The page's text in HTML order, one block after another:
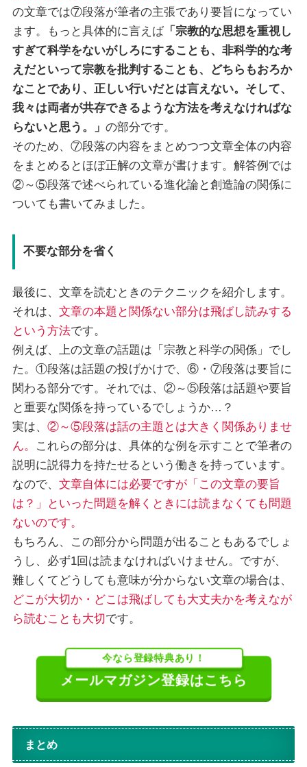
の文章では⑦段落が筆者の主張であり要旨になってい
ます。もっと具体的に言えば「宗教的な思想を重視し
すぎて科学をないがしろにすることも、非科学的な考
えだといって宗教を批判することも、どちらもおろか
なことであり、正しい行いだとは言えない。そして、
我々は両者が共存できるような方法を考えなければな
らないと思う。」 の部分です。
そのため、⑦段落の内容をまとめつつ文章全体の内容
をまとめるとほぼ正解の文章が書けます。解答例では
②～⑤段落で述べられている進化論と創造論の関係に
ついても書いてみました。
不要な部分を省く
最後に、文章を読むときのテクニックを紹介します。
それは、 文章の本題と関係ない部分は飛ばし読みする
という方法です。
例えば、上の文章の話題は「宗教と科学の関係」でし
た。①段落は話題の投げかけで、⑥・⑦段落は要旨に
関わる部分です。それでは、②～⑤段落は話題や要旨
と重要な関係を持っているでしょうか…？
実は、 ②～⑤段落は話の主題とは大きく関係ありませ
ん。
これらの部分は、具体的な例を示すことで筆者の
説明に説得力を持たせるという働きを持っています。
なので、 文章自体には必要ですが「この文章の要旨
は？」といった問題を解くときには読まなくても問題
ないのです。
もちろん、この部分から問題が出ることもあるでしょ
うし、必ず1回は読まなければいけません。ですが、
難しくてどうしても意味が分からない文章の場合は、
どこが大切か・どこは飛ばしても大丈夫かを考えなが
ら読むことも大切です。
今なら登録特典あり！
メールマガジン登録はこちら
まとめ